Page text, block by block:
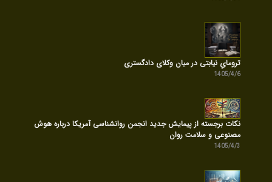
ترومایِ نیابتی در میان وکلای دادگستری
1405/4/6
نکات برجسته از پیمایش جدید انجمن روانشناسی آمریکا درباره هوش
مصنوعی و سلامت روان
1405/4/3